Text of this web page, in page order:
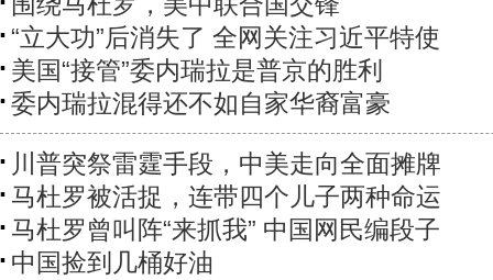
“立大功”后消失了 全网关注习近平特使
美国“接管”委内瑞拉是普京的胜利
委内瑞拉混得还不如自家华裔富豪
川普突祭雷霆手段，中美走向全面摊牌
马杜罗被活捉，连带四个儿子两种命运
马杜罗曾叫阵“来抓我” 中国网民编段子
中国捡到几桶好油